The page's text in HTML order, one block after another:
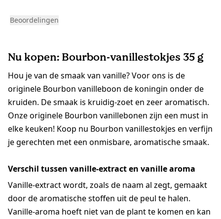
Beoordelingen
Nu kopen: Bourbon-vanillestokjes 35 g
Hou je van de smaak van vanille? Voor ons is de
originele Bourbon vanilleboon de koningin onder de
kruiden. De smaak is kruidig-zoet en zeer aromatisch.
Onze originele Bourbon vanillebonen zijn een must in
elke keuken! Koop nu Bourbon vanillestokjes en verfijn
je gerechten met een onmisbare, aromatische smaak.
Verschil tussen vanille-extract en vanille aroma
Vanille-extract wordt, zoals de naam al zegt, gemaakt
door de aromatische stoffen uit de peul te halen.
Vanille-aroma hoeft niet van de plant te komen en kan